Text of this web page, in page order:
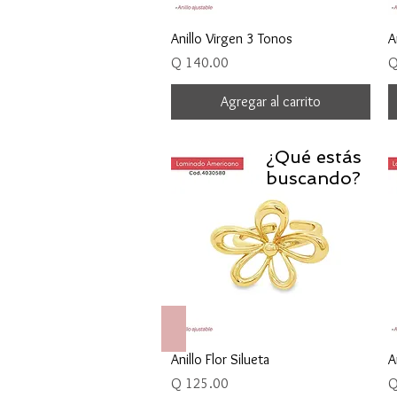
Vista rápida
Anillo Virgen 3 Tonos
Precio
Q 140.00
Agregar al carrito
Vista rápida
Anillo Flor Silueta
Precio
Q 125.00
¿Qué estás
buscando?
Collares